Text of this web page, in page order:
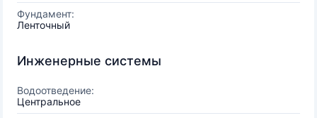
Фундамент:
Ленточный
Инженерные системы
Водоотведение:
Центральное